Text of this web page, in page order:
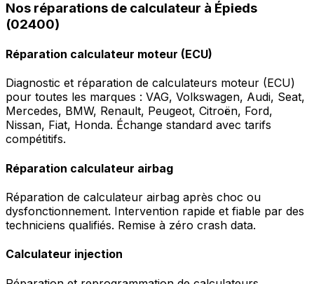
Nos réparations de calculateur à Épieds
(02400)
Réparation calculateur moteur (ECU)
Diagnostic et réparation de calculateurs moteur (ECU)
pour toutes les marques : VAG, Volkswagen, Audi, Seat,
Mercedes, BMW, Renault, Peugeot, Citroën, Ford,
Nissan, Fiat, Honda. Échange standard avec tarifs
compétitifs.
Réparation calculateur airbag
Réparation de calculateur airbag après choc ou
dysfonctionnement. Intervention rapide et fiable par des
techniciens qualifiés. Remise à zéro crash data.
Calculateur injection